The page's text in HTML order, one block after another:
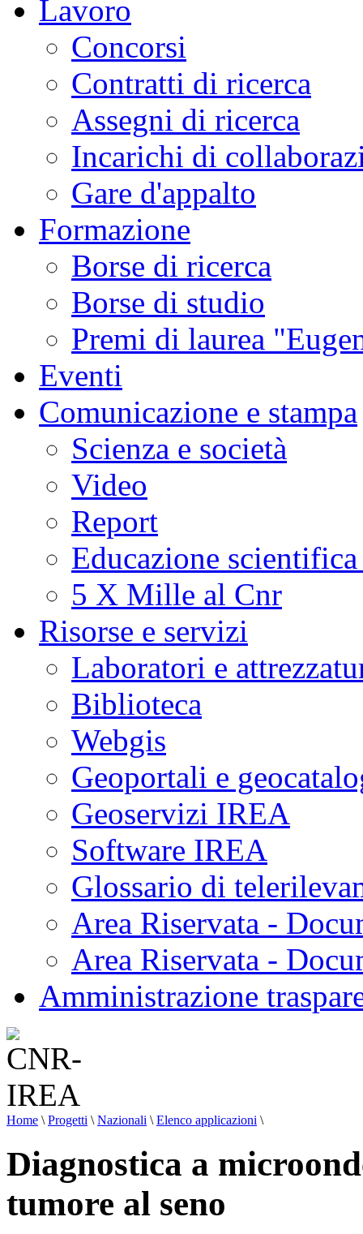
Lavoro
Concorsi
Contratti di ricerca
Assegni di ricerca
Incarichi di
Gare d'appalto
Formazione
Borse di ricerca
Borse di studio
Premi di laurea
Eventi
Comunicazione e stampa
Scienza e società
Video
Report
Educazione
5 X Mille al Cnr
Risorse e servizi
Laboratori e
Biblioteca
Webgis
Geoportali e
Geoservizi IREA
Software IREA
Glossario di
Area Riservata -
Area Riservata -
Amministrazione
Home \ Progetti \ Nazionali \ Elenco applicazioni \
Diagnostica a
tumore al seno